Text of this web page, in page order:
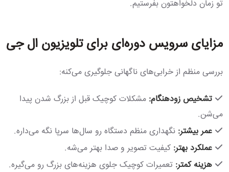
تو زمان دلخواهتون بفرستیم.
مزایای سرویس دوره‌ای برای تلویزیون ال جی
بررسی منظم از خرابی‌های ناگهانی جلوگیری می‌کنه:
تشخیص زودهنگام: مشکلات کوچیک قبل از بزرگ شدن پیدا
می‌شن.
عمر بیشتر: نگهداری منظم دستگاه رو سال‌ها سرپا نگه می‌داره.
عملکرد بهتر: کیفیت تصویر و صدا بهتر می‌شه.
هزینه کمتر: تعمیرات کوچیک جلوی هزینه‌های بزرگ رو می‌گیره.